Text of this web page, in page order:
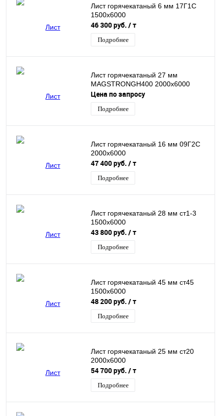
Лист горячекатаный 6 мм 17Г1С
1500х6000
46 300 руб. / т
Подробнее
Лист горячекатаный 27 мм
MAGSTRONGH400 2000х6000
Цена по запросу
Подробнее
Лист горячекатаный 16 мм 09Г2С
2000х6000
47 400 руб. / т
Подробнее
Лист горячекатаный 28 мм ст1-3
1500х6000
43 800 руб. / т
Подробнее
Лист горячекатаный 45 мм ст45
1500х6000
48 200 руб. / т
Подробнее
Лист горячекатаный 25 мм ст20
2000х6000
54 700 руб. / т
Подробнее